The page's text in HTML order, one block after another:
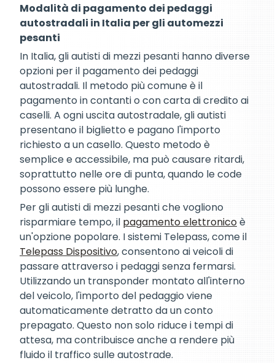
Modalità di pagamento dei pedaggi
autostradali in Italia per gli automezzi
pesanti
In Italia, gli autisti di mezzi pesanti hanno diverse
opzioni per il pagamento dei pedaggi
autostradali. Il metodo più comune è il
pagamento in contanti o con carta di credito ai
caselli. A ogni uscita autostradale, gli autisti
presentano il biglietto e pagano l'importo
richiesto a un casello. Questo metodo è
semplice e accessibile, ma può causare ritardi,
soprattutto nelle ore di punta, quando le code
possono essere più lunghe.
Per gli autisti di mezzi pesanti che vogliono
risparmiare tempo, il pagamento elettronicoè
un'opzione popolare. I sistemi Telepass, come il
Telepass Dispositivo, consentono ai veicoli di
passare attraverso i pedaggi senza fermarsi.
Utilizzando un transponder montato all'interno
del veicolo, l'importo del pedaggio viene
automaticamente detratto da un conto
prepagato. Questo non solo riduce i tempi di
attesa, ma contribuisce anche a rendere più
fluido il traffico sulle autostrade.